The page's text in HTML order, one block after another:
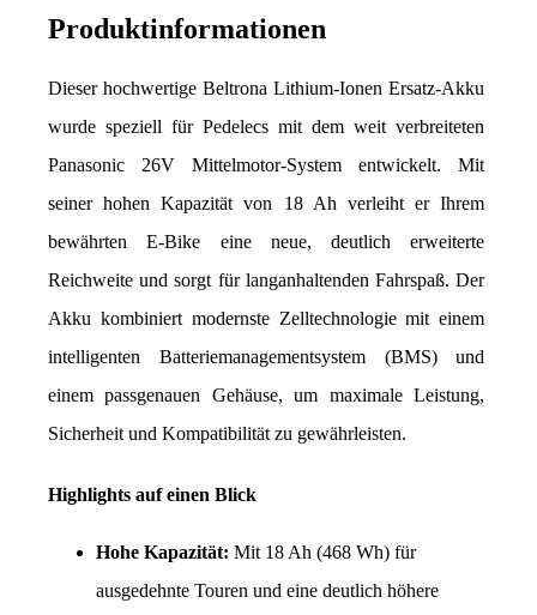
Produktinformationen
Dieser hochwertige Beltrona Lithium-Ionen Ersatz-Akku
wurde speziell für Pedelecs mit dem weit verbreiteten
Panasonic 26V Mittelmotor-System entwickelt. Mit
seiner hohen Kapazität von 18 Ah verleiht er Ihrem
bewährten E-Bike eine neue, deutlich erweiterte
Reichweite und sorgt für langanhaltenden Fahrspaß. Der
Akku kombiniert modernste Zelltechnologie mit einem
intelligenten Batteriemanagementsystem (BMS) und
einem passgenauen Gehäuse, um maximale Leistung,
Sicherheit und Kompatibilität zu gewährleisten.
Highlights auf einen Blick
Hohe Kapazität: Mit 18 Ah (468 Wh) für
ausgedehnte Touren und eine deutlich höhere